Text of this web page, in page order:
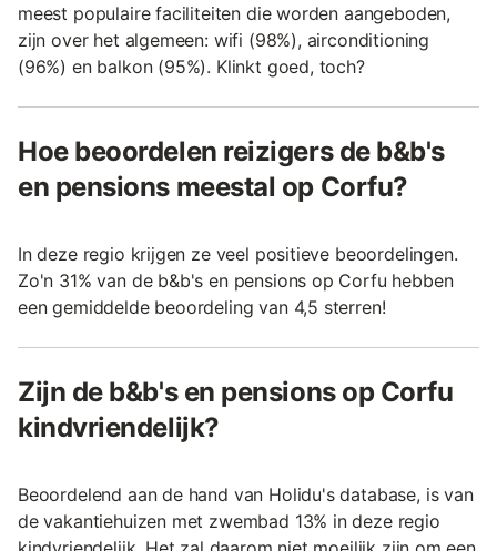
meest populaire faciliteiten die worden aangeboden,
zijn over het algemeen: wifi (98%), airconditioning
(96%) en balkon (95%). Klinkt goed, toch?
Hoe beoordelen reizigers de b&b's
en pensions meestal op Corfu?
In deze regio krijgen ze veel positieve beoordelingen.
Zo'n 31% van de b&b's en pensions op Corfu hebben
een gemiddelde beoordeling van 4,5 sterren!
Zijn de b&b's en pensions op Corfu
kindvriendelijk?
Beoordelend aan de hand van Holidu's database, is van
de vakantiehuizen met zwembad 13% in deze regio